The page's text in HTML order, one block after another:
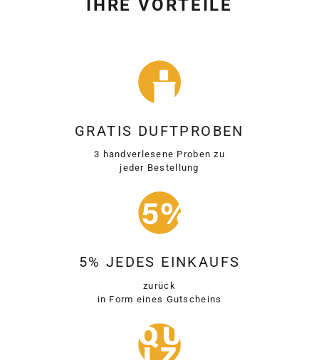
IHRE VORTEILE
GRATIS DUFTPROBEN
3 handverlesene Proben zu
jeder Bestellung
5% JEDES EINKAUFS
zurück
in Form eines Gutscheins